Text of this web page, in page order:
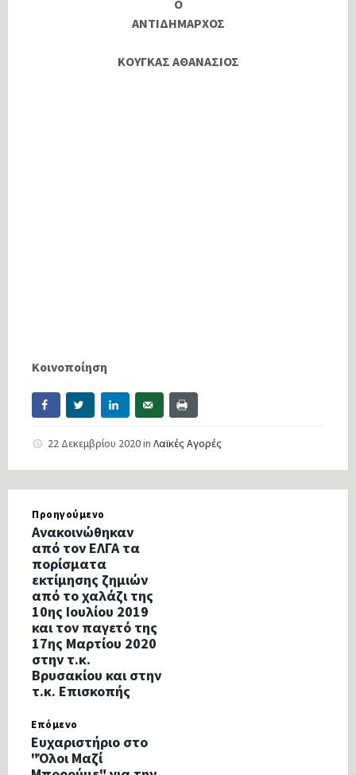
Ο
ΑΝΤΙΔΗΜΑΡΧΟΣ
ΚΟΥΓΚΑΣ ΑΘΑΝΑΣΙΟΣ
Κοινοποίηση
22 Δεκεμβρίου 2020in Λαϊκές Αγορές
Προηγούμενο
Ανακοινώθηκαν
από τον ΕΛΓΑ τα
πορίσματα
εκτίμησης ζημιών
από το χαλάζι της
10ης Ιουλίου 2019
και τον παγετό της
17ης Μαρτίου 2020
στην τ.κ.
Βρυσακίου και στην
τ.κ. Επισκοπής
Επόμενο
Ευχαριστήριο στο
"Όλοι Μαζί